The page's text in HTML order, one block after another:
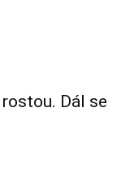
Dál se